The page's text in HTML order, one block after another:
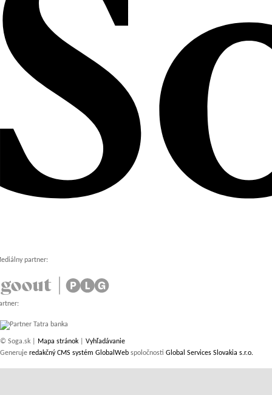
partner:
© Soga.sk | Mapa stránok
Vyhľadávanie
Generuje redakčný CMS systém GlobalWeb spoločnosti Global Services Slovakia s.r.o.